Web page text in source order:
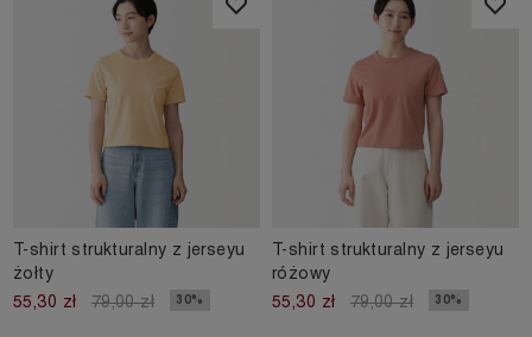
T-shirt strukturalny z jerseyu
żołty
55,30 zł
79,00 zł 30%
T-shirt strukturalny z jerseyu
różowy
55,30 zł
79,00 zł 30%